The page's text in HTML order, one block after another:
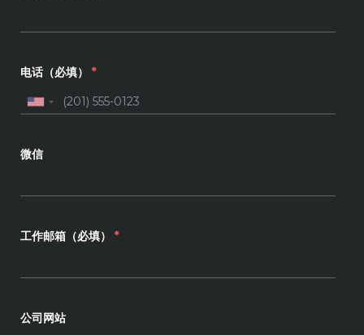
电话（必填） *
微信
工作邮箱（必填） *
公司网站